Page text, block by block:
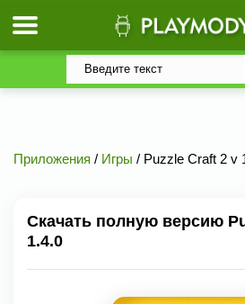
Приложения / Игры / Puzzle Craft 2 v
Скачать полную версию
1.4.0